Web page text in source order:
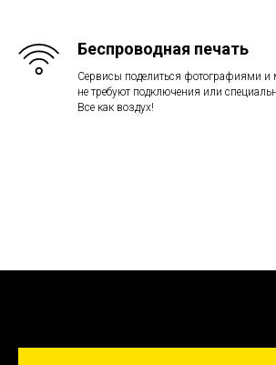
Беспроводная печать
Сервисы поделиться фотографиями и
не требуют подключения или
Все как воздух!